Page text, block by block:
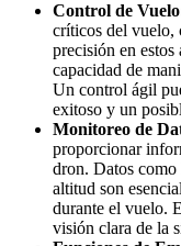
Control de
críticos del vuelo,
precisión en estos
capacidad de
Un control ágil
exitoso y un
Monitoreo de
proporcionar
dron. Datos
altitud son
durante el vuelo.
visión clara de la